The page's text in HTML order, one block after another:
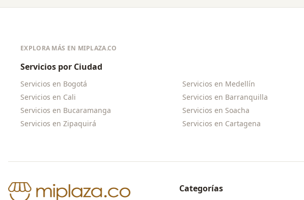
EXPLORA MÁS EN MIPLAZA.CO
Servicios por Ciudad
Servicios en Bogotá Servicios en Medellín
Servicios en Cali Servicios en Barranquilla
Servicios en Bucaramanga Servicios en Soacha
Servicios en Zipaquirá Servicios en Cartagena
Categorías